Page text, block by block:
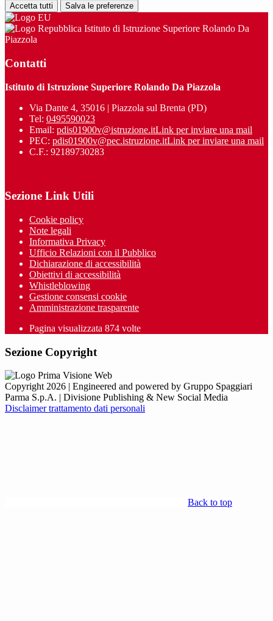
Accetta tutti Salva le preferenze
Istituto di Istruzione Superiore Rolando Da
Piazzola
Contatti
Istituto di Istruzione Superiore Rolando Da Piazzola
Via Dante 4, 35016 | Piazzola sul Brenta (PD)
Tel: 0495590023
Email: pdis01900v@istruzione.itLink per inviare una mail
PEC: pdis01900v@pec.istruzione.itLink per inviare una mail
C.F.: 92189730283
Sezione Link Utili
Cookie policy
Note legali
Informativa Privacy
Ufficio Relazioni con il Pubblico
Dichiarazione di accessibilità
Obiettivi di accessibilità
Whistleblowing
Gestione consensi cookie
Amministrazione trasparente
Pagina visualizzata 874 volte
Sezione Copyright
Copyright 2026 | Engineered and powered by Gruppo Spaggiari
Parma S.p.A. | Divisione Publishing & New Social Media
Disclaimer trattamento dati personali
Back to top